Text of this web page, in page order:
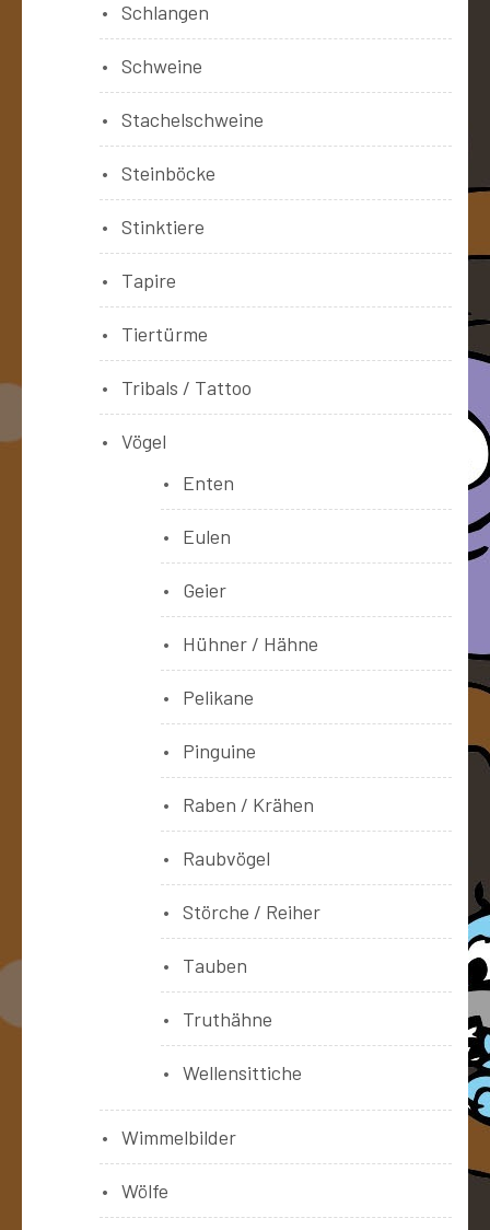
Schlangen
Schweine
Stachelschweine
Steinböcke
Stinktiere
Tapire
Tiertürme
Tribals / Tattoo
Vögel
Enten
Eulen
Geier
Hühner / Hähne
Pelikane
Pinguine
Raben / Krähen
Raubvögel
Störche / Reiher
Tauben
Truthähne
Wellensittiche
Wimmelbilder
Wölfe